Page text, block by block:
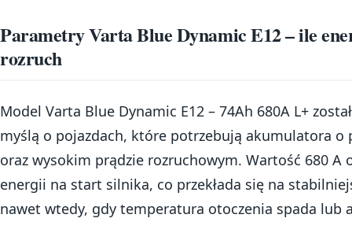
Parametry Varta Blue Dynamic E12 – ile
rozruch
Model Varta Blue Dynamic E12 – 74Ah 680A L+
myślą o pojazdach, które potrzebują akumulatora o
oraz wysokim prądzie rozruchowym. Wartość 680 A
energii na start silnika, co przekłada się na
nawet wtedy, gdy temperatura otoczenia spada lub